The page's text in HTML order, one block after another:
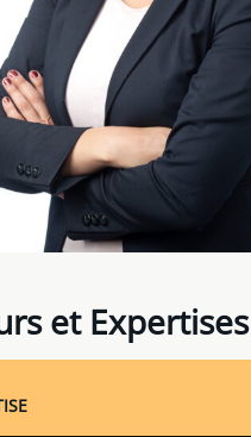
et Expertises